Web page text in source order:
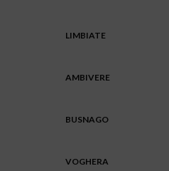
LIMBIATE
AMBIVERE
BUSNAGO
VOGHERA